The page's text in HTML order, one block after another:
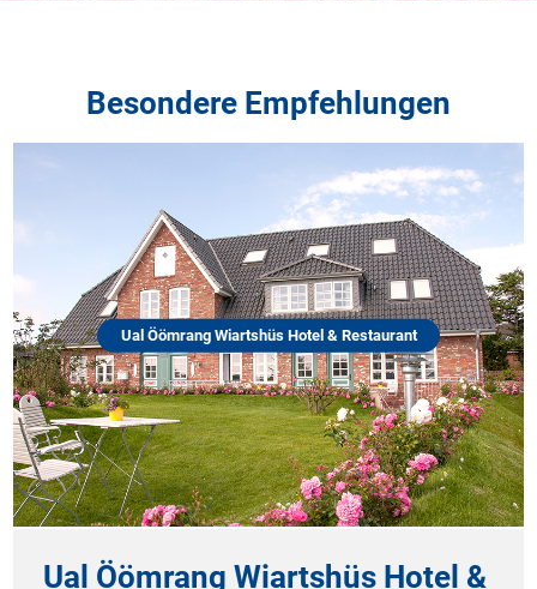
Besondere Empfehlungen
Ual Öömrang Wiartshüs Hotel & Restaurant
Ual Öömrang Wiartshüs Hotel &